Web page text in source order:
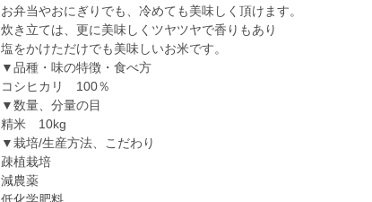
お弁当やおにぎりでも、冷めても美味しく頂けます。
炊き立ては、更に美味しくツヤツヤで香りもあり
塩をかけただけでも美味しいお米です。
▼品種・味の特徴・食べ方
コシヒカリ 100％
▼数量、分量の目
精米 10kg
▼栽培/生産方法、こだわり
疎植栽培
減農薬